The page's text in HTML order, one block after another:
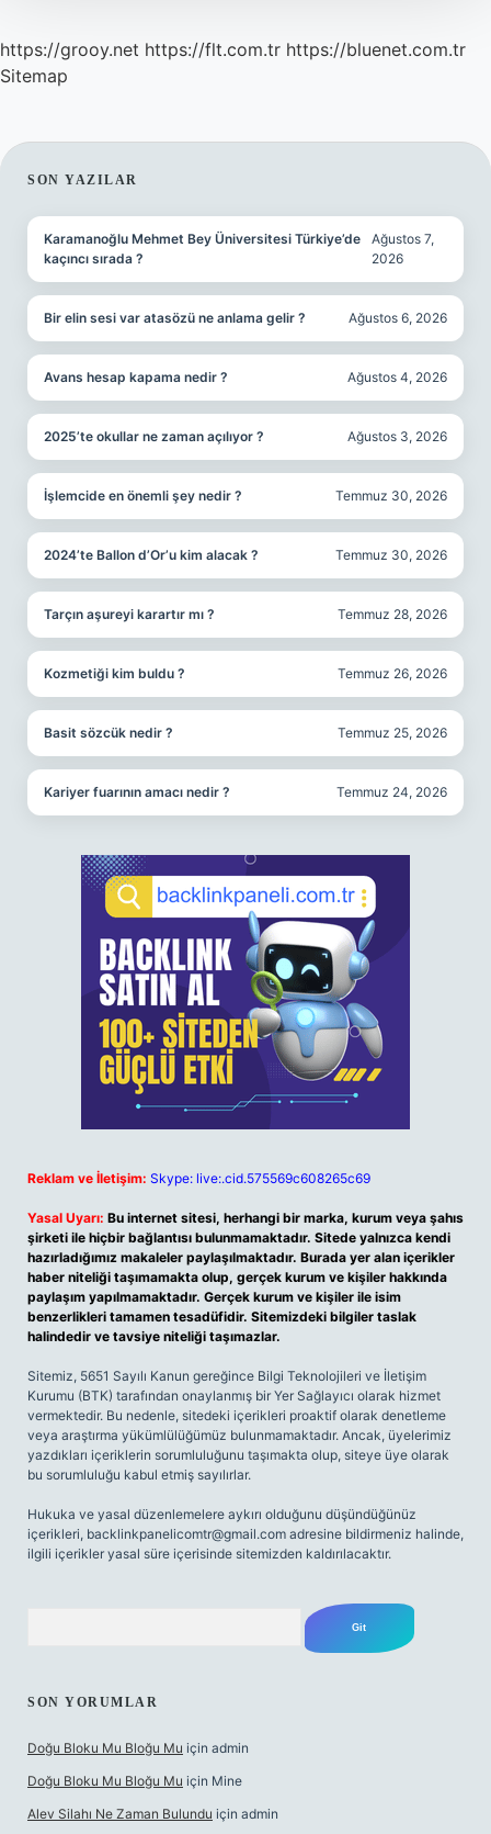
https://grooy.net https://flt.com.tr https://bluenet.com.tr
Sitemap
SIDEBAR
SON YAZILAR
Karamanoğlu Mehmet Bey Üniversitesi Türkiye’de
kaçıncı sırada ?
Ağustos 7,
2026
Bir elin sesi var atasözü ne anlama gelir ? Ağustos 6, 2026
Avans hesap kapama nedir ? Ağustos 4, 2026
2025’te okullar ne zaman açılıyor ? Ağustos 3, 2026
İşlemcide en önemli şey nedir ? Temmuz 30, 2026
2024’te Ballon d’Or’u kim alacak ? Temmuz 30, 2026
Tarçın aşureyi karartır mı ? Temmuz 28, 2026
Kozmetiği kim buldu ? Temmuz 26, 2026
Basit sözcük nedir ? Temmuz 25, 2026
Kariyer fuarının amacı nedir ? Temmuz 24, 2026
Reklam ve İletişim: Skype: live:.cid.575569c608265c69
Yasal Uyarı: Bu internet sitesi, herhangi bir marka, kurum veya şahıs
şirketi ile hiçbir bağlantısı bulunmamaktadır. Sitede yalnızca kendi
hazırladığımız makaleler paylaşılmaktadır. Burada yer alan içerikler
haber niteliği taşımamakta olup, gerçek kurum ve kişiler hakkında
paylaşım yapılmamaktadır. Gerçek kurum ve kişiler ile isim
benzerlikleri tamamen tesadüfidir. Sitemizdeki bilgiler taslak
halindedir ve tavsiye niteliği taşımazlar.
Sitemiz, 5651 Sayılı Kanun gereğince Bilgi Teknolojileri ve İletişim
Kurumu (BTK) tarafından onaylanmış bir Yer Sağlayıcı olarak hizmet
vermektedir. Bu nedenle, sitedeki içerikleri proaktif olarak denetleme
veya araştırma yükümlülüğümüz bulunmamaktadır. Ancak, üyelerimiz
yazdıkları içeriklerin sorumluluğunu taşımakta olup, siteye üye olarak
bu sorumluluğu kabul etmiş sayılırlar.
Hukuka ve yasal düzenlemelere aykırı olduğunu düşündüğünüz
içerikleri, backlinkpanelicomtr@gmail.com adresine bildirmeniz halinde,
ilgili içerikler yasal süre içerisinde sitemizden kaldırılacaktır.
SON YORUMLAR
Doğu Bloku Mu Bloğu Mu için admin
Doğu Bloku Mu Bloğu Mu için Mine
Alev Silahı Ne Zaman Bulundu için admin